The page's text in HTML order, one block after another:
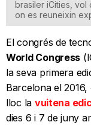
brasiler iCities, vol
on es reuneixin
El congrés de
World Congress
la seva primera
Barcelona el
lloc la vuitena
dies 6 i 7 de juny